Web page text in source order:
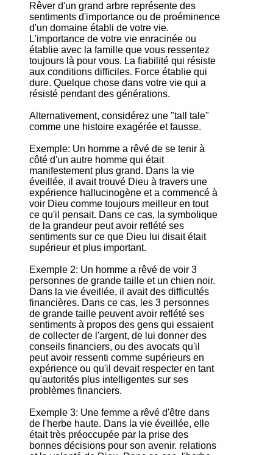
Rêver d'un grand arbre représente des
sentiments d'importance ou de proéminence
d'un domaine établi de votre vie.
L'importance de votre vie enracinée ou
établie avec la famille que vous ressentez
toujours là pour vous. La fiabilité qui résiste
aux conditions difficiles. Force établie qui
dure. Quelque chose dans votre vie qui a
résisté pendant des générations.
Alternativement, considérez une "tall tale"
comme une histoire exagérée et fausse.
Exemple: Un homme a rêvé de se tenir à
côté d'un autre homme qui était
manifestement plus grand. Dans la vie
éveillée, il avait trouvé Dieu à travers une
expérience hallucinogène et a commencé à
voir Dieu comme toujours meilleur en tout
ce qu'il pensait. Dans ce cas, la symbolique
de la grandeur peut avoir reflété ses
sentiments sur ce que Dieu lui disait était
supérieur et plus important.
Exemple 2: Un homme a rêvé de voir 3
personnes de grande taille et un chien noir.
Dans la vie éveillée, il avait des difficultés
financières. Dans ce cas, les 3 personnes
de grande taille peuvent avoir reflété ses
sentiments à propos des gens qui essaient
de collecter de l'argent, de lui donner des
conseils financiers, ou des avocats qu'il
peut avoir ressenti comme supérieurs en
expérience ou qu'il devait respecter en tant
qu'autorités plus intelligentes sur ses
problèmes financiers.
Exemple 3: Une femme a rêvé d'être dans
de l'herbe haute. Dans la vie éveillée, elle
était très préoccupée par la prise des
bonnes décisions pour son avenir. relations